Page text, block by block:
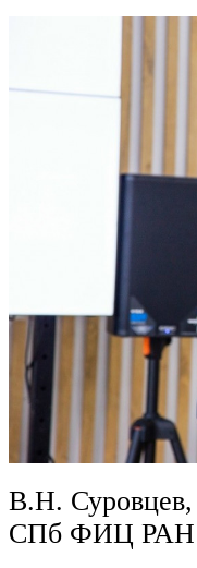
В.Н.
СПб ФИЦ РАН